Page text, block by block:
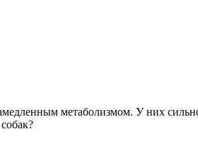
метаболизмом. У них